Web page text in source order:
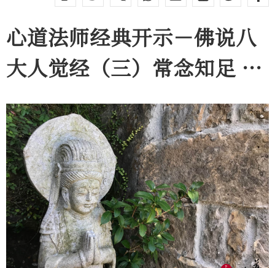
心道法师经典开示－佛说八
大人觉经（三）常念知足 唯
慧是业